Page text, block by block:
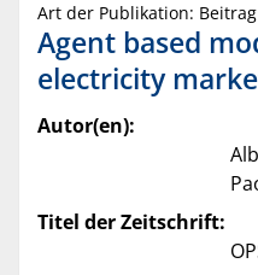
Art der Publikation:
Agent based
electricity
Autor(en):
Titel der Zeitschrift: